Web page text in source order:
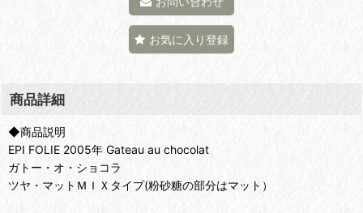
お気に入り登録
商品詳細
◆商品説明
EPI FOLIE 2005年 Gateau au chocolat
ガトー・オ・ショコラ
ツヤ・マットＭＩＸタイプ(粉砂糖の部分はマット）